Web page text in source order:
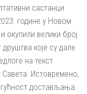
састанци
године у Новом
окупили велики број
које су дале
на текст
Истовремено,
достављања